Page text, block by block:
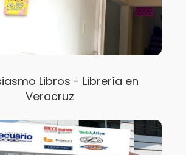
Libros - Librería en
Veracruz